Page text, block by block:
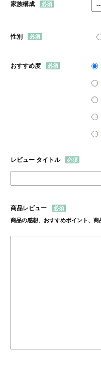
家族構成
性別
おすすめ度
レビュー タイトル
商品レビュー
商品の感想、おすすめポイント、